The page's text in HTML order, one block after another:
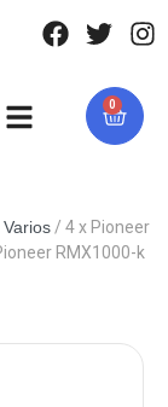
0
/ 4 x Pioneer
RMX1000-k